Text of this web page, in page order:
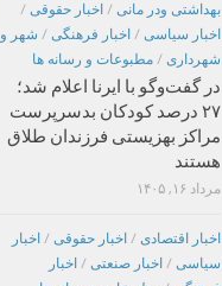
بهداشتی ودر مانی / اخبار حقوقی /
اخبار سیاسی / اخبار فرهنگی / شهر و
شهرداری / مطبوعات و رسانه ها
در گفت‌وگو با ایرنا اعلام شد؛
۲۷ درصد کودکان بدسرپرست
مراکز بهزیستی فرزندان طلاق
هستند
مرداد ۱۶, ۱۴۰۵
اخبار اقتصادی / اخبار حقوقی / اخبار
سیاسی / اخبار صنعتی / اخبار